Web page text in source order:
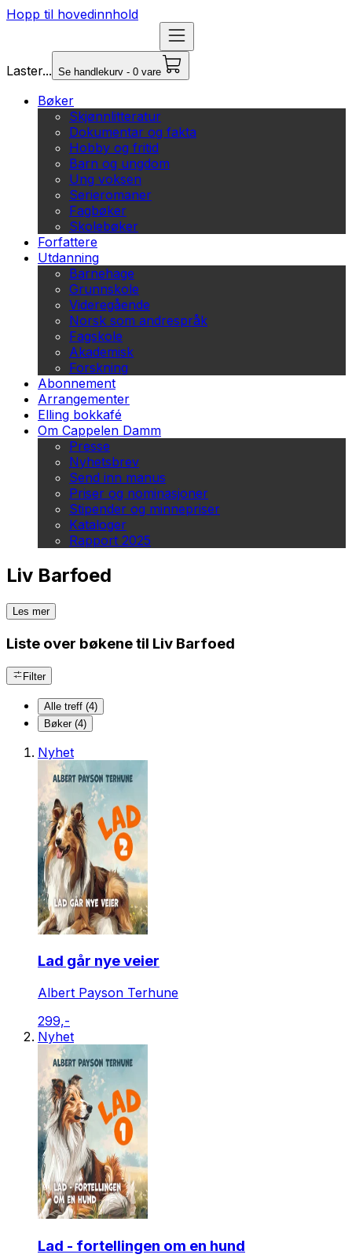
Hopp til hovedinnhold
Laster... Se handlekurv - 0 vare
Bøker
Skjønnlitteratur
Dokumentar og fakta
Hobby og fritid
Barn og ungdom
Ung voksen
Serieromaner
Fagbøker
Skolebøker
Forfattere
Utdanning
Barnehage
Grunnskole
Videregående
Norsk som andrespråk
Fagskole
Akademisk
Forskning
Abonnement
Arrangementer
Elling bokkafé
Om Cappelen Damm
Presse
Nyhetsbrev
Send inn manus
Priser og nominasjoner
Stipender og minnepriser
Kataloger
Rapport 2025
Liv Barfoed
Les mer
Liste over bøkene til Liv Barfoed
Filter
Alle treff (4)
Bøker (4)
Nyhet
Lad går nye veier
Albert Payson Terhune
299,-
Nyhet
Lad - fortellingen om en hund